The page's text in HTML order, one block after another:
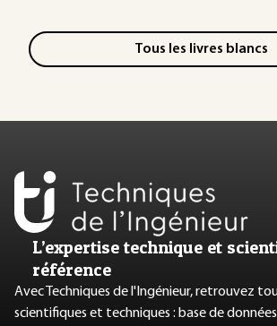
Tous les livres blancs
L’expertise technique et
référence
Avec Techniques de l'Ingénieur, retrouvez
scientifiques et techniques : base de